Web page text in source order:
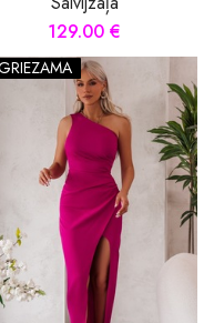
129.00 €